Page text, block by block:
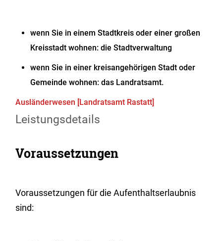
wenn Sie in einem Stadtkreis oder einer großen
Kreisstadt wohnen: die Stadtverwaltung
wenn Sie in einer kreisangehörigen Stadt oder
Gemeinde wohnen: das Landratsamt.
Ausländerwesen [Landratsamt Rastatt]
Leistungsdetails
Voraussetzungen
Voraussetzungen für die Aufenthaltserlaubnis
sind: